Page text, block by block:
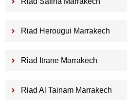
Riad Herougui Marrakech
Riad Itrane Marrakech
Riad Al Tainam Marrakech